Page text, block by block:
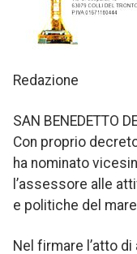
Redazione
SAN BENEDETTO
Con proprio
ha nominato
l’assessore alle
e politiche del
Nel firmare l’atto